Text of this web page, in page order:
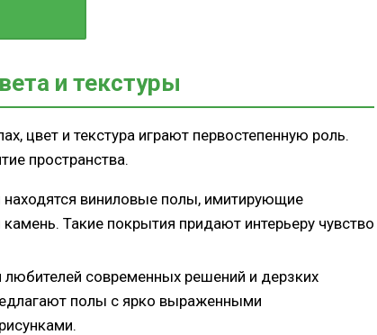
и текстуры
цвет и текстура играют первостепенную роль.
пространства.
находятся виниловые полы, имитирующие
Такие покрытия придают интерьеру чувство
любителей современных решений и дерзких
полы с ярко выраженными